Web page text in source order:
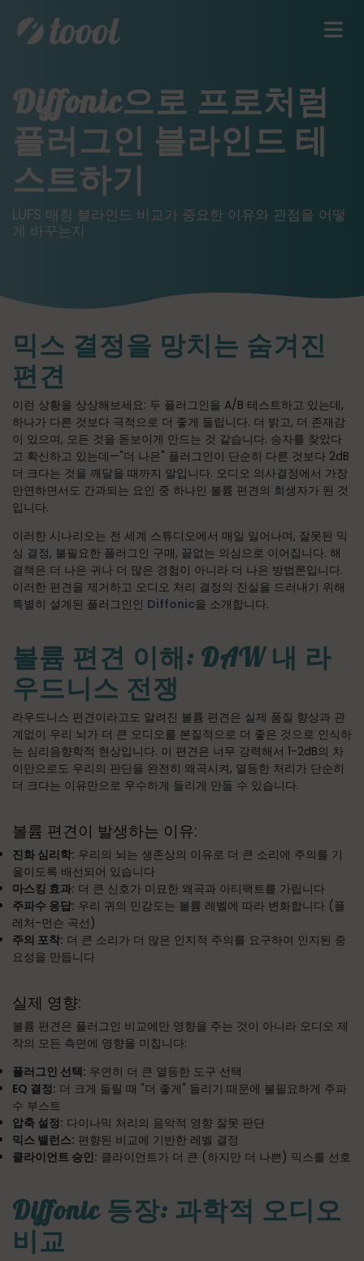
Diffonic으로 프로처럼
플러그인 블라인드 테
스트하기
LUFS 매칭 블라인드 비교가 중요한 이유와 관점을 어떻
게 바꾸는지
믹스 결정을 망치는 숨겨진
편견
이런 상황을 상상해보세요: 두 플러그인을 A/B 테스트하고 있는데,
하나가 다른 것보다 극적으로 더 좋게 들립니다. 더 밝고, 더 존재감
이 있으며, 모든 것을 돋보이게 만드는 것 같습니다. 승자를 찾았다
고 확신하고 있는데—"더 나은" 플러그인이 단순히 다른 것보다 2dB
더 크다는 것을 깨달을 때까지 말입니다. 오디오 의사결정에서 가장
만연하면서도 간과되는 요인 중 하나인 볼륨 편견의 희생자가 된 것
입니다.
이러한 시나리오는 전 세계 스튜디오에서 매일 일어나며, 잘못된 믹
싱 결정, 불필요한 플러그인 구매, 끝없는 의심으로 이어집니다. 해
결책은 더 나은 귀나 더 많은 경험이 아니라 더 나은 방법론입니다.
이러한 편견을 제거하고 오디오 처리 결정의 진실을 드러내기 위해
특별히 설계된 플러그인인 Diffonic을 소개합니다.
볼륨 편견 이해: DAW 내 라
우드니스 전쟁
라우드니스 편견이라고도 알려진 볼륨 편견은 실제 품질 향상과 관
계없이 우리 뇌가 더 큰 오디오를 본질적으로 더 좋은 것으로 인식하
는 심리음향학적 현상입니다. 이 편견은 너무 강력해서 1-2dB의 차
이만으로도 우리의 판단을 완전히 왜곡시켜, 열등한 처리가 단순히
더 크다는 이유만으로 우수하게 들리게 만들 수 있습니다.
볼륨 편견이 발생하는 이유:
진화 심리학: 우리의 뇌는 생존상의 이유로 더 큰 소리에 주의를 기
울이도록 배선되어 있습니다
마스킹 효과: 더 큰 신호가 미묘한 왜곡과 아티팩트를 가립니다
주파수 응답: 우리 귀의 민감도는 볼륨 레벨에 따라 변화합니다 (플
레처-먼슨 곡선)
주의 포착: 더 큰 소리가 더 많은 인지적 주의를 요구하여 인지된 중
요성을 만듭니다
실제 영향:
볼륨 편견은 플러그인 비교에만 영향을 주는 것이 아니라 오디오 제
작의 모든 측면에 영향을 미칩니다:
플러그인 선택: 우연히 더 큰 열등한 도구 선택
EQ 결정: 더 크게 들릴 때 "더 좋게" 들리기 때문에 불필요하게 주파
수 부스트
압축 설정: 다이나믹 처리의 음악적 영향 잘못 판단
믹스 밸런스: 편향된 비교에 기반한 레벨 결정
클라이언트 승인: 클라이언트가 더 큰 (하지만 더 나쁜) 믹스를 선호
Diffonic 등장: 과학적 오디오
비교